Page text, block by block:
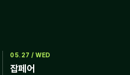
05.27 / WED
잡페어